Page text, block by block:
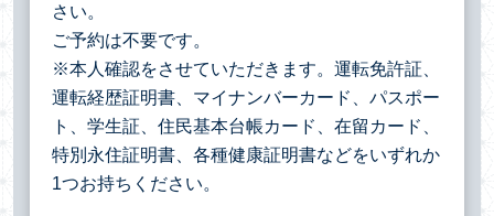
さい。
ご予約は不要です。
※本人確認をさせていただきます。運転免許証、
運転経歴証明書、マイナンバーカード、パスポー
ト、学生証、住民基本台帳カード、在留カード、
特別永住証明書、各種健康証明書などをいずれか
1つお持ちください。